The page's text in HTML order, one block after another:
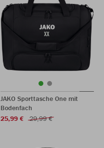
JAKO Sporttasche One mit
Bodenfach
25,99 €
29,99 €